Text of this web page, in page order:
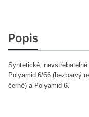
Popis
Syntetické,
Polyamid 6/66 (bezbarvý
černě) a Polyamid 6.